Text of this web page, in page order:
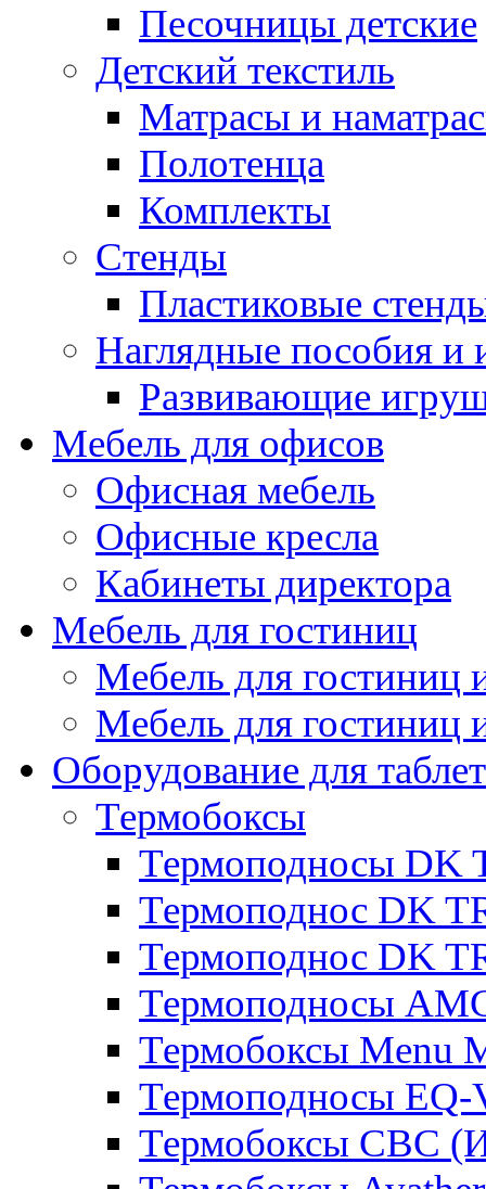
Песочницы детские
Детский текстиль
Матрасы и
Полотенца
Комплекты
Стенды
Пластиковые
Наглядные пособия и
Развивающие
Мебель для офисов
Офисная мебель
Офисные кресла
Кабинеты директора
Мебель для гостиниц
Мебель для
Мебель для гостиниц
Оборудование для
Термобоксы
Термоподносы DK
Термоподнос DK
Термоподнос DK
Термоподносы
Термобоксы Menu
Термоподносы EQ-
Термобоксы CBC